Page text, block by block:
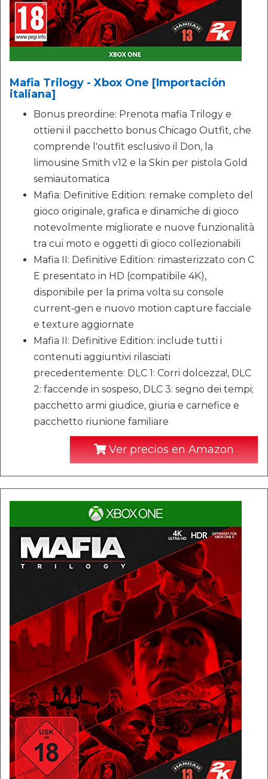
Mafia Trilogy - Xbox One [Importación
italiana]
Bonus preordine: Prenota mafia Trilogy e
ottieni il pacchetto bonus Chicago Outfit, che
comprende l'outfit esclusivo il Don, la
limousine Smith v12 e la Skin per pistola Gold
semiautomatica
Mafia: Definitive Edition: remake completo del
gioco originale, grafica e dinamiche di gioco
notevolmente migliorate e nuove funzionalità
tra cui moto e oggetti di gioco collezionabili
Mafia II: Definitive Edition: rimasterizzato con C
E presentato in HD (compatibile 4K),
disponibile per la prima volta su console
current‐gen e nuovo motion capture facciale
e texture aggiornate
Mafia II: Definitive Edition: include tutti i
contenuti aggiuntivi rilasciati
precedentemente: DLC 1: Corri dolcezza!, DLC
2: faccende in sospeso, DLC 3: segno dei tempi;
pacchetto armi giudice, giuria e carnefice e
pacchetto riunione familiare
Ver precios en Amazon